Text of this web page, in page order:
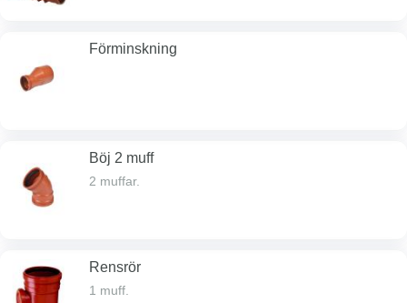
Förminskning
Böj 2 muff
2 muffar.
Rensrör
1 muff.